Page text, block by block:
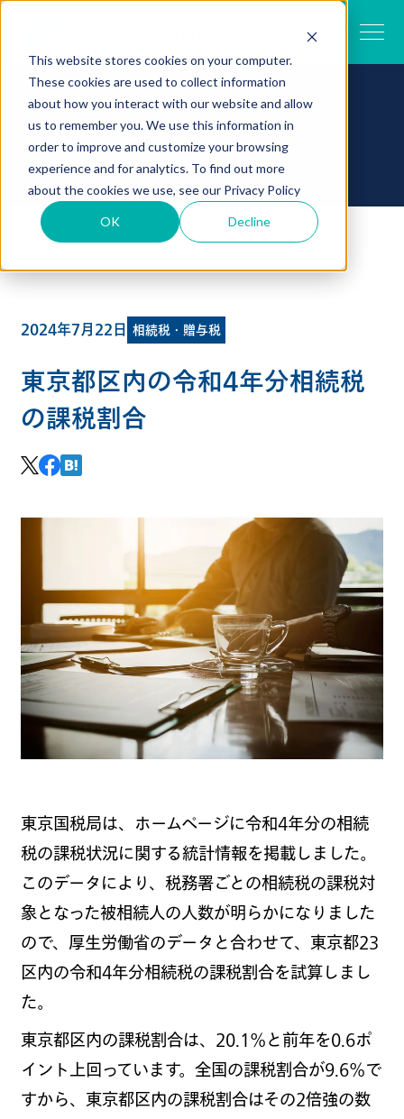
This website stores cookies on your computer.
These cookies are used to collect information
about how you interact with our website and allow
us to remember you. We use this information in
order to improve and customize your browsing
experience and for analytics. To find out more
about the cookies we use, see our Privacy Policy
OK Decline
税のトピックス
TOP
税のトピックス一覧
2024年7月22日 相続税・贈与税
東京都区内の令和4年分相続税
の課税割合
東京国税局は、ホームページに令和4年分の相続
税の課税状況に関する統計情報を掲載しました。
このデータにより、税務署ごとの相続税の課税対
象となった被相続人の人数が明らかになりました
ので、厚生労働省のデータと合わせて、東京都23
区内の令和4年分相続税の課税割合を試算しまし
た。
東京都区内の課税割合は、 20.1 ％と前年を0.6ポ
イント上回っています。全国の課税割合が9.6％で
すから、東京都区内の課税割合はその2倍強の数